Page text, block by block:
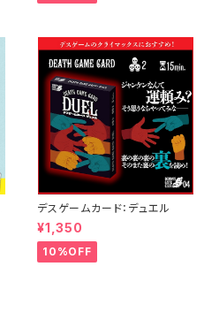
デスゲームカード：デュエル
¥1,350
10%OFF